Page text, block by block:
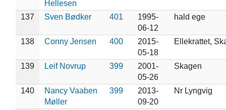
Hellesen
137 Sven Bødker 401
1995-
06-12
hald ege
138 Conny Jensen 400
2015-
05-18
Ellekrattet,
139 Leif Novrup 399
2001-
05-26
Skagen
140
Nancy Vaaben
Møller
399
2013-
09-20
Nr Lyngvig